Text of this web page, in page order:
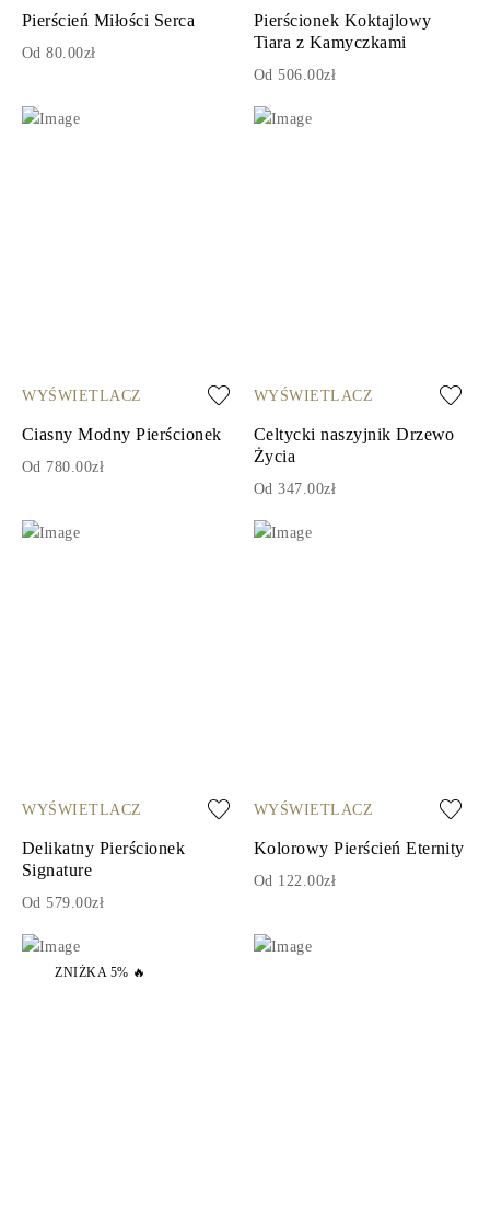
Pierścień Miłości Serca
Od 80.00zł
Pierścionek Koktajlowy
Tiara z Kamyczkami
Od 506.00zł
WYŚWIETLACZ
Ciasny Modny Pierścionek
Od 780.00zł
WYŚWIETLACZ
Celtycki naszyjnik Drzewo
Życia
Od 347.00zł
WYŚWIETLACZ
Delikatny Pierścionek
Signature
Od 579.00zł
WYŚWIETLACZ
Kolorowy Pierścień Eternity
Od 122.00zł
ZNIŻKA 5% 🔥